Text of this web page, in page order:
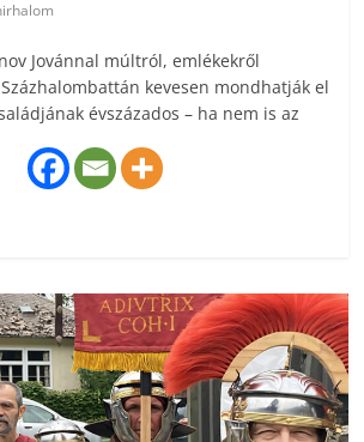
Jovánnal múltról, emlékekről
kevesen mondhatják el
évszázados – ha nem is az